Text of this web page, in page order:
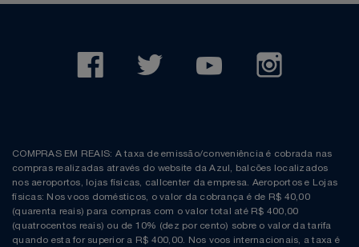
COMPRAS EM REAIS: A taxa de emissão/conveniência é cobrada nas
compras realizadas através do website da Azul, balcões localizados
nos aeroportos, lojas físicas, callcenter da empresa. Aeroportos e Lojas
físicas: Nos voos domésticos, o valor da cobrança é de R$ 40,00
(quarenta reais) para compras com o valor total até R$ 400,00
(quatrocentos reais) ou de 10% (dez por cento) sobre o valor da tarifa
quando esta for superior a R$ 400,00. Nos voos internacionais, a taxa é